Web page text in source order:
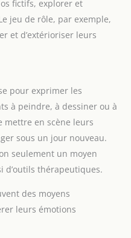
fictifs, explorer et
jeu de rôle, par exemple,
et d’extérioriser leurs
pour exprimer les
à peindre, à dessiner ou à
en scène leurs
sous un jour nouveau.
seulement un moyen
d’outils thérapeutiques.
des moyens
leurs émotions